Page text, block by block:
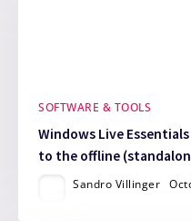
SOFTWARE & TOOLS
Windows Live
to the offline
Sandro Villinger